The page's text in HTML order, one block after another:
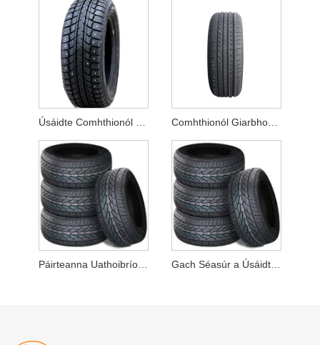
Úsáidte Comhthionól Tarchuir Páirteanna Giarbhosca Tapa Giarbhosca Comhthionól Giarbhosca Úsáidte
Páirteanna Uathoibríoch Giarbhosca Gach Séasúr a Úsáidtear Boinn Ghathacha Do Gluaisteáin Paisinéirí